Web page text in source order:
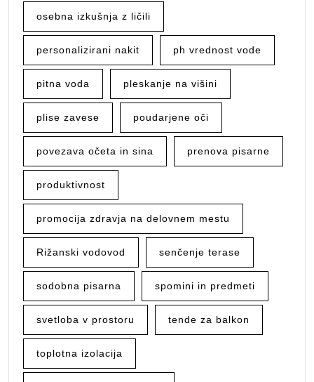
osebna izkušnja z ličili
personalizirani nakit ph vrednost vode
pitna voda pleskanje na višini
plise zavese poudarjene oči
povezava očeta in sina prenova pisarne
produktivnost
promocija zdravja na delovnem mestu
Rižanski vodovod senčenje terase
sodobna pisarna spomini in predmeti
svetloba v prostoru tende za balkon
toplotna izolacija